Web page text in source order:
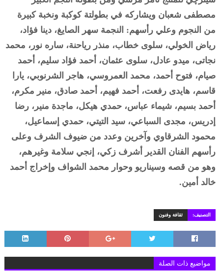
مصطفى شعبان ويشاركه في بطولتة كوكبة ونخبة كبيرة
من النجوم وعلي رأسهم: النجمة سهر الصايغ، دينا فؤاد،
رياض الخولي، سلوى خطاب، منذر رياحنة، ساره نور، محمد
نجاتى، ميدو عادل، سلوى عثمان، أحمد فؤاد سليم، أحمد
صيام، فتوح أحمد، محمد العمروسي، هاجر الشرنوبي، يارا
قاسم، هايدى رفعت، أحمد فهيم، أحمد صادق، منير مكرم،
أحمد بسيم، شيماء عباس، حمدي هيكل، ماجدة منير، رضا
إدريس، مجدى السباعي، سيد التيتي، حمدي إسماعيل،
محمود الشرقاوي وآخرين وعدد من ضيوف الشرف وعلى
رأسهم الفنان القدير أشرف زكي، إنجي سلامة وغيرهم،
وهو من قصه وسيناريو وحوار محمد الشواف وإخراج أحمد
خالد أمين.
التصنيف: ثقافة وفنون
مواضيع ذات الصلة